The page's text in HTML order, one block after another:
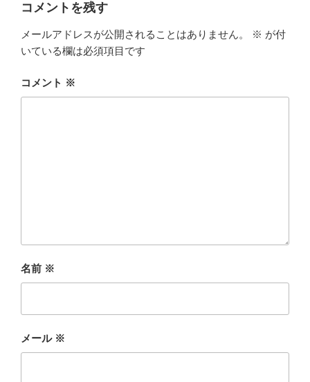
コメントを残す
メールアドレスが公開されることはありません。 ※ が付
いている欄は必須項目です
コメント ※
名前 ※
メール ※